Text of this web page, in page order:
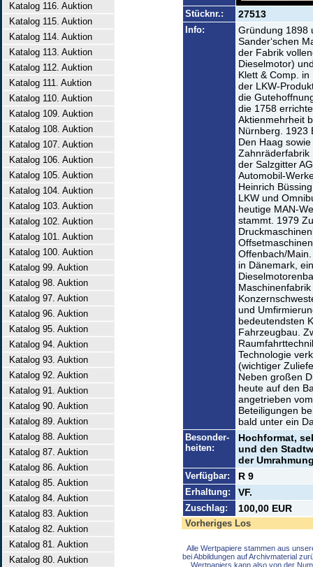
Katalog 116. Auktion
Katalog 115. Auktion
Katalog 114. Auktion
Katalog 113. Auktion
Katalog 112. Auktion
Katalog 111. Auktion
Katalog 110. Auktion
Katalog 109. Auktion
Katalog 108. Auktion
Katalog 107. Auktion
Katalog 106. Auktion
Katalog 105. Auktion
Katalog 104. Auktion
Katalog 103. Auktion
Katalog 102. Auktion
Katalog 101. Auktion
Katalog 100. Auktion
Katalog 99. Auktion
Katalog 98. Auktion
Katalog 97. Auktion
Katalog 96. Auktion
Katalog 95. Auktion
Katalog 94. Auktion
Katalog 93. Auktion
Katalog 92. Auktion
Katalog 91. Auktion
Katalog 90. Auktion
Katalog 89. Auktion
Katalog 88. Auktion
Katalog 87. Auktion
Katalog 86. Auktion
Katalog 85. Auktion
Katalog 84. Auktion
Katalog 83. Auktion
Katalog 82. Auktion
Katalog 81. Auktion
Katalog 80. Auktion
Stücknr.: 27513
Info:
Gründung 1898
Sander‘schen
der Fabrik
Dieselmotor)
Klett & Comp.
der LKW-
die
die 1758
Aktienmehrheit
Nürnberg. 1923
Den Haag
Zahnräderfabrik
der Salzgitter
Automobil-
Heinrich
LKW und
heutige MAN-
stammt. 1979
Offenbach/
in Dänemark,
und
bedeutendsten
Fahrzeugbau.
Technologie
(wichtiger
Neben großen
heute auf den
angetrieben
Beteiligungen
bald unter ein
Besonder-
heiten:
Hochformat,
und den
der
Verfügbar: R 9
Erhaltung: VF.
Zuschlag: 100,00 EUR
Vorheriges Los
Alle Wertpapiere stammen aus
bei Abbildungen auf Archivmaterial
Wertpapiers kann also von der